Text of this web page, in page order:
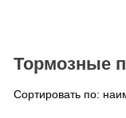
Тормозные
Сортировать по: